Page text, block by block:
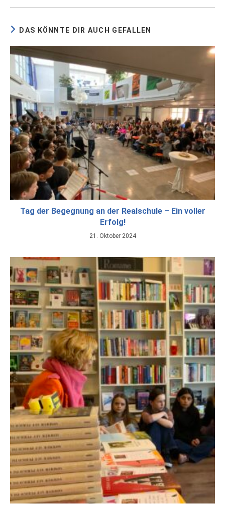
DAS KÖNNTE DIR AUCH GEFALLEN
Tag der Begegnung an der Realschule – Ein voller
Erfolg!
21. Oktober 2024